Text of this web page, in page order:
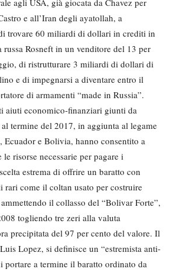
e all’Iran degli ayatollah, a
trovare 60 miliardi di dollari in crediti in
russa Rosneft in un venditore del 13 per
di ristrutturare 3 miliardi di dollari di
e di impegnarsi a diventare entro il
di armamenti “made in Russia”.
aiuti economico-finanziari giunti da
termine del 2017, in aggiunta al legame
e Bolivia, hanno consentito a
risorse necessarie per pagare i
estrema di offrire un baratto con
rari come il coltan usato per costruire
il collasso del “Bolivar Forte”,
togliendo tre zeri alla valuta
precipitata del 97 per cento del valore. Il
Lopez, si definisce un “estremista anti-
portare a termine il baratto ordinato da